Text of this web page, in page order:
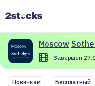
содержанию
Moscow
Завершен
Новичкам Бесплатный